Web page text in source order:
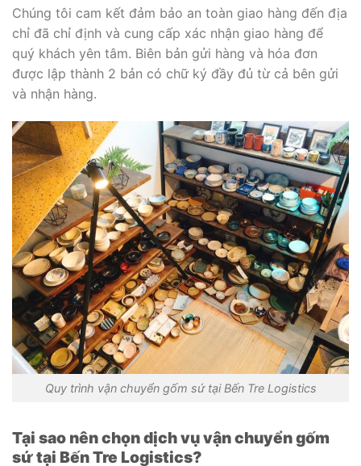
Chúng tôi cam kết đảm bảo an toàn giao hàng đến địa
chỉ đã chỉ định và cung cấp xác nhận giao hàng để
quý khách yên tâm. Biên bản gửi hàng và hóa đơn
được lập thành 2 bản có chữ ký đầy đủ từ cả bên gửi
và nhận hàng.
Quy trình vận chuyển gốm sứ tại Bến Tre Logistics
Tại sao nên chọn dịch vụ vận chuyển gốm
sứ tại Bến Tre Logistics?